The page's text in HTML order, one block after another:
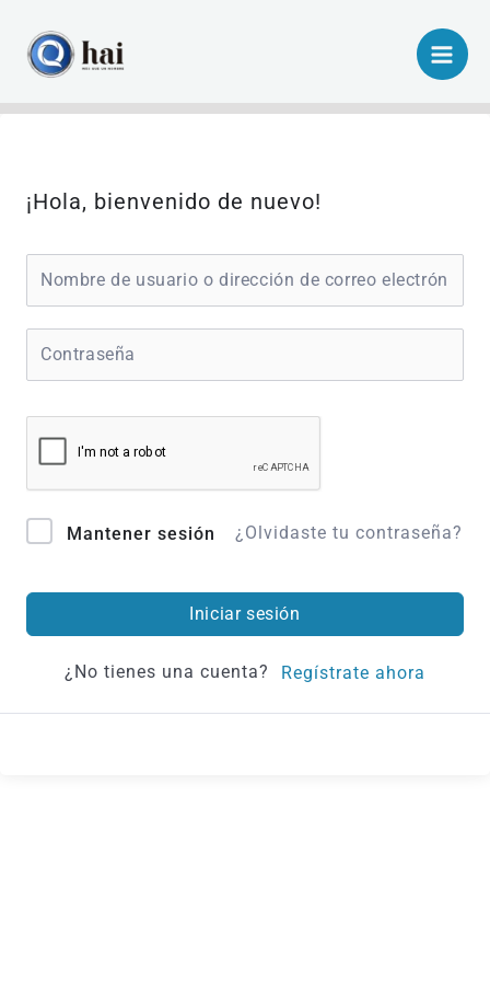
contenido
¡Hola, bienvenido de nuevo!
Mantener sesión ¿Olvidaste tu contraseña?
Iniciar sesión
¿No tienes una cuenta? Regístrate ahora